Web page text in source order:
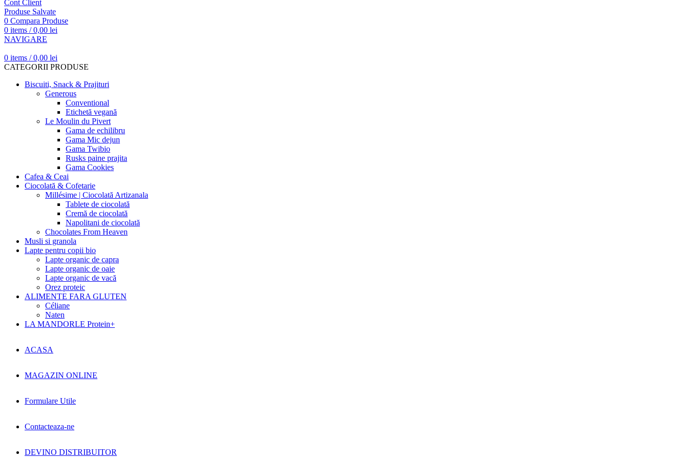
Cont Client
Produse Salvate
0 Compara Produse
0 items / 0,00 lei
NAVIGARE
0 items / 0,00 lei
CATEGORII PRODUSE
Biscuiti, Snack & Prajituri
Generous
Conventional
Etichetă vegană
Le Moulin du Pivert
Gama de echilibru
Gama Mic dejun
Gama Twibio
Rusks paine prajita
Gama Cookies
Cafea & Ceai
Ciocolată & Cofetarie
Millésime | Ciocolată Artizanala
Tablete de ciocolată
Cremă de ciocolată
Napolitani de ciocolată
Chocolates From Heaven
Musli si granola
Lapte pentru copii bio
Lapte organic de capra
Lapte organic de oaie
Lapte organic de vacă
Orez proteic
ALIMENTE FARA GLUTEN
Céliane
Naten
LA MANDORLE Protein+
ACASA
MAGAZIN ONLINE
Formulare Utile
Contacteaza-ne
DEVINO DISTRIBUITOR